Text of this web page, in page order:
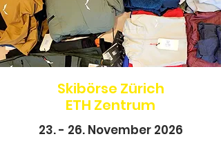
Skibörse Zürich
ETH Zentrum
23. - 26. November 2026